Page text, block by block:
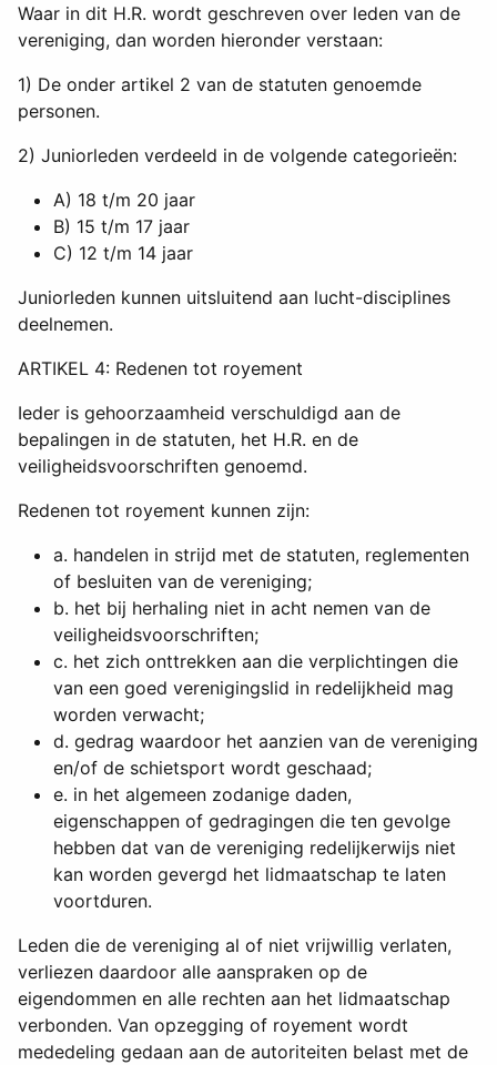
Waar in dit H.R. wordt geschreven over leden van de
vereniging, dan worden hieronder verstaan:
1) De onder artikel 2 van de statuten genoemde
personen.
2) Juniorleden verdeeld in de volgende categorieën:
A) 18 t/m 20 jaar
B) 15 t/m 17 jaar
C) 12 t/m 14 jaar
Juniorleden kunnen uitsluitend aan lucht-disciplines
deelnemen.
ARTIKEL 4: Redenen tot royement
Ieder is gehoorzaamheid verschuldigd aan de
bepalingen in de statuten, het H.R. en de
veiligheidsvoorschriften genoemd.
Redenen tot royement kunnen zijn:
a. handelen in strijd met de statuten, reglementen
of besluiten van de vereniging;
b. het bij herhaling niet in acht nemen van de
veiligheidsvoorschriften;
c. het zich onttrekken aan die verplichtingen die
van een goed verenigingslid in redelijkheid mag
worden verwacht;
d. gedrag waardoor het aanzien van de vereniging
en/of de schietsport wordt geschaad;
e. in het algemeen zodanige daden,
eigenschappen of gedragingen die ten gevolge
hebben dat van de vereniging redelijkerwijs niet
kan worden gevergd het lidmaatschap te laten
voortduren.
Leden die de vereniging al of niet vrijwillig verlaten,
verliezen daardoor alle aanspraken op de
eigendommen en alle rechten aan het lidmaatschap
verbonden. Van opzegging of royement wordt
mededeling gedaan aan de autoriteiten belast met de